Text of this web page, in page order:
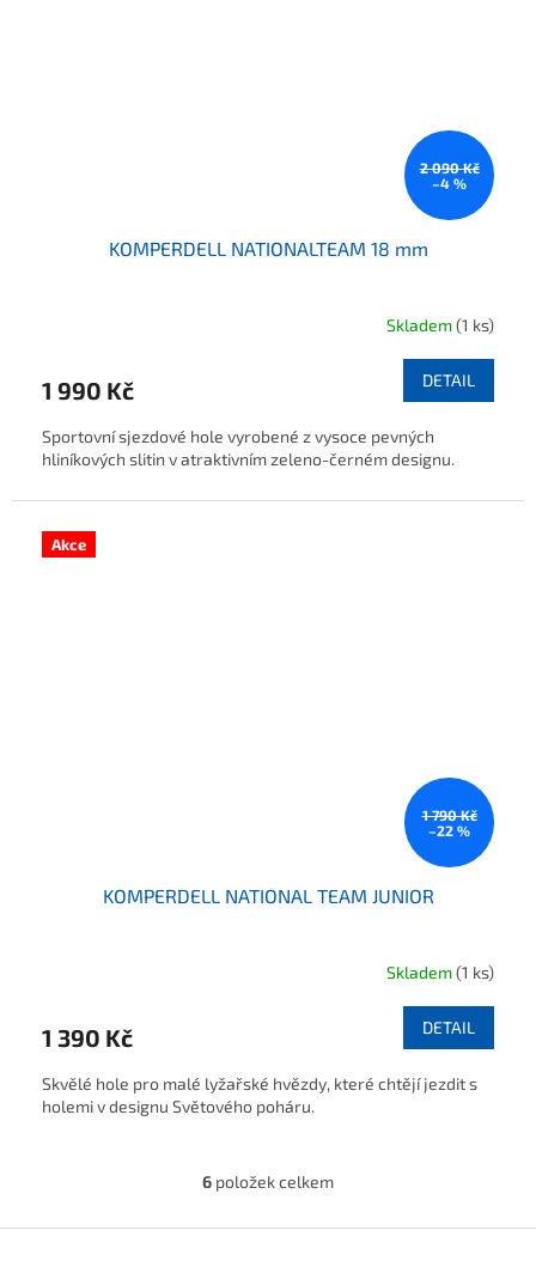
2 090 Kč
–4 %
KOMPERDELL NATIONALTEAM 18 mm
Skladem(1 ks)
1 990 Kč DETAIL
Sportovní sjezdové hole vyrobené z vysoce pevných
hliníkových slitin v atraktivním zeleno-černém designu.
Akce
1 790 Kč
–22 %
KOMPERDELL NATIONAL TEAM JUNIOR
Skladem(1 ks)
1 390 Kč DETAIL
Skvělé hole pro malé lyžařské hvězdy, které chtějí jezdit s
holemi v designu Světového poháru.
Ovládací prvky výpisu
6 položek celkem